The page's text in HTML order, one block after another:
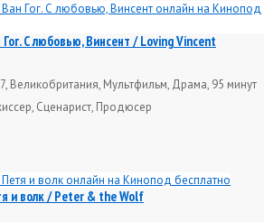
Гог. С любовью, Винсент / Loving Vincent
Великобритания, Мультфильм, Драма, 95 минут
Сценарист, Продюсер
и волк / Peter & the Wolf